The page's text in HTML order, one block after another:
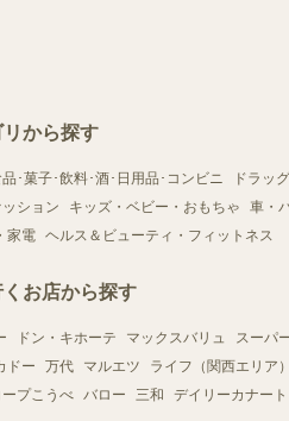
リから探す
･菓子･飲料･酒･日用品･コンビニ ドラッ
ション キッズ・ベビー・おもちゃ 車・
家電 ヘルス＆ビューティ・フィットネス
くお店から探す
ドン・キホーテ マックスバリュ スーパ
ドー
万代 マルエツ ライフ（関西エリア）
ープこうべ バロー 三和 デイリーカナート